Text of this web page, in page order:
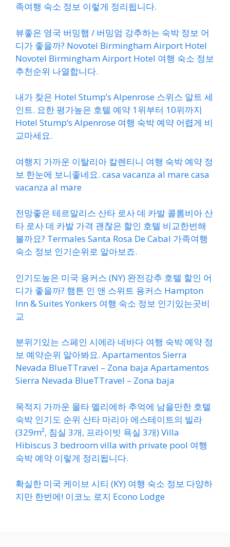
족여행 숙소 정보 이렇게 정리됩니다.
뷰좋은 영국 버밍햄 / 버밍엄 강추하는 숙박 정보 어
디가 좋을까? Novotel Birmingham Airport Hotel
Novotel Birmingham Airport Hotel 여행 숙소 정보
추천순위 나열합니다.
내가 찾은 Hotel Stump’s Alpenrose 스위스 알트 세
인트. 요한 평가높은 호텔 예약 1위부터 10위까지
Hotel Stump’s Alpenrose 여행 숙박 예약 어렵게 비
교마세요.
여행지 가까운 이탈리아 칼렌티니 여행 숙박 예약 정
보 한눈에 보니좋네요. casa vacanza al mare casa
vacanza al mare
전망좋은 테르말리스 산타 로사 데 카발 콜롬비아 산
타 로사 데 카발 가격 괜찮은 할인 호텔 비교한번해
볼까요? Termales Santa Rosa De Cabal 가족여행
숙소 정보 인기순위로 알아보죠.
인기도높은 미국 용커스 (NY) 완전강추 호텔 할인 어
디가 좋을까? 햄튼 인 앤 스위트 용커스 Hampton
Inn & Suites Yonkers 여행 숙소 정보 인기있는곳비
교
분위기있는 스페인 시에라 네바다 여행 숙박 예약 정
보 예약순위 알아봐요. Apartamentos Sierra
Nevada BlueTTravel – Zona baja Apartamentos
Sierra Nevada BlueTTravel – Zona baja
목적지 가까운 몰타 멜리에하 추억에 남을만한 호텔
숙박 인기도 순위 산타 마리아 에스테이트의 빌라
(329m², 침실 3개, 프라이빗 욕실 3개) Villa
Hibiscus 3 bedroom villa with private pool 여행
숙박 예약 이렇게 정리됩니다.
확실한 미국 케이브 시티 (KY) 여행 숙소 정보 다양하
지만 한번에! 이코노 로지 Econo Lodge